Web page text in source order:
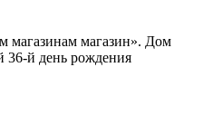
магазинам магазин». Дом
36-й день рождения